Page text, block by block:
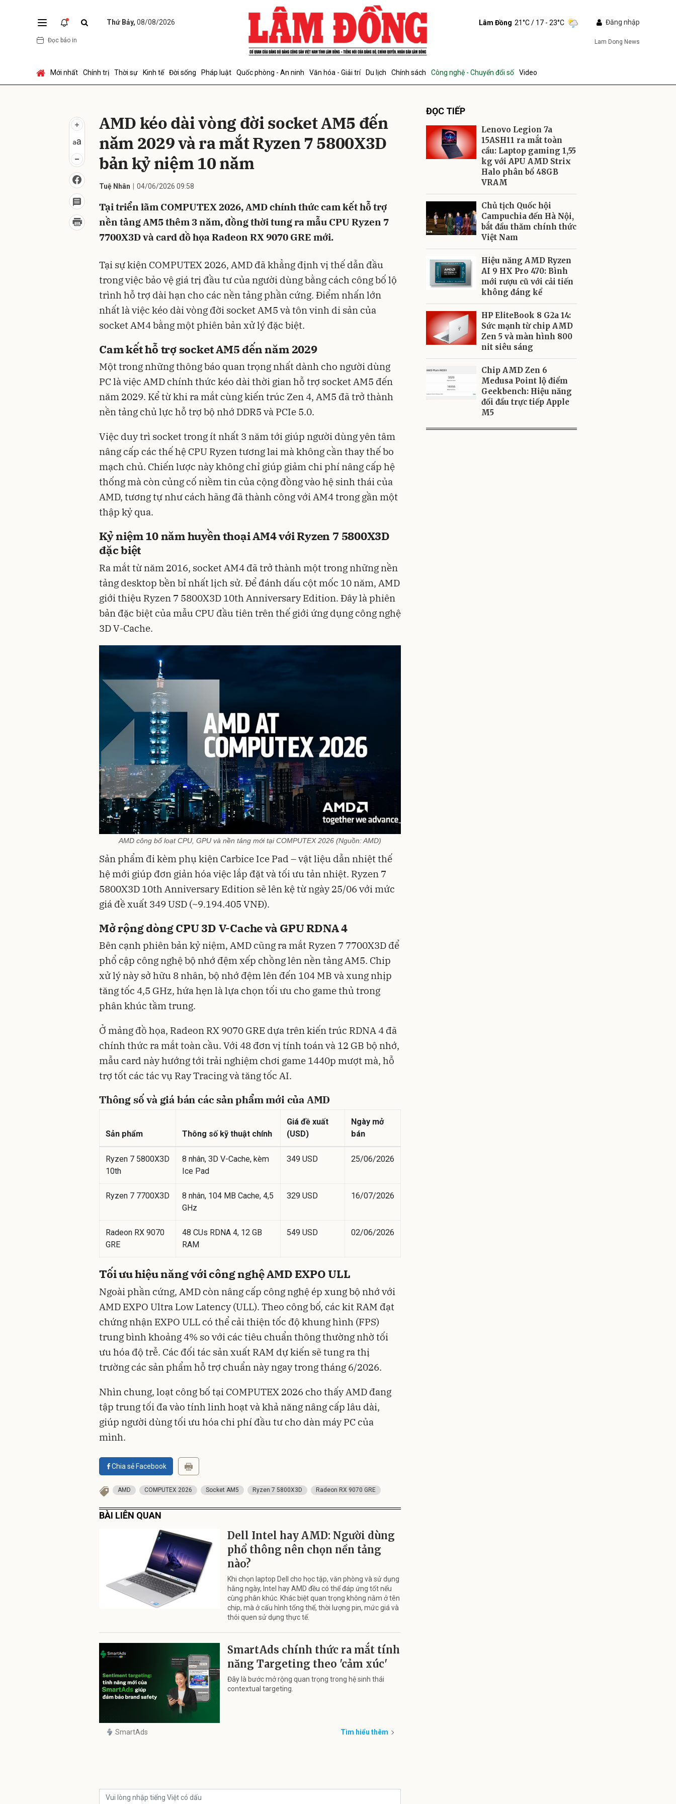
Thứ Bảy, 08/08/2026
Đọc báo in
Lâm Đồng 21°C/ 17 - 23°C Đăng nhập
Lam Dong News
Mới nhất Chính trị Thời sự Kinh tế Đời sống Pháp luật Quốc phòng - An ninh Văn hóa - Giải trí Du lịch Chính sách Công nghệ - Chuyển đổi số Video
AMD kéo dài vòng đời socket AM5 đến
năm 2029 và ra mắt Ryzen 7 5800X3D
bản kỷ niệm 10 năm
Tuệ Nhân 04/06/2026 09:58
Tại triển lãm COMPUTEX 2026, AMD chính thức cam kết hỗ trợ
nền tảng AM5 thêm 3 năm, đồng thời tung ra mẫu CPU Ryzen 7
7700X3D và card đồ họa Radeon RX 9070 GRE mới.
Tại sự kiện COMPUTEX 2026, AMD đã khẳng định vị thế dẫn đầu
trong việc bảo vệ giá trị đầu tư của người dùng bằng cách công bố lộ
trình hỗ trợ dài hạn cho các nền tảng phần cứng. Điểm nhấn lớn
nhất là việc kéo dài vòng đời socket AM5 và tôn vinh di sản của
socket AM4 bằng một phiên bản xử lý đặc biệt.
Cam kết hỗ trợ socket AM5 đến năm 2029
Một trong những thông báo quan trọng nhất dành cho người dùng
PC là việc AMD chính thức kéo dài thời gian hỗ trợ socket AM5 đến
năm 2029. Kể từ khi ra mắt cùng kiến trúc Zen 4, AM5 đã trở thành
nền tảng chủ lực hỗ trợ bộ nhớ DDR5 và PCIe 5.0.
Việc duy trì socket trong ít nhất 3 năm tới giúp người dùng yên tâm
nâng cấp các thế hệ CPU Ryzen tương lai mà không cần thay thế bo
mạch chủ. Chiến lược này không chỉ giúp giảm chi phí nâng cấp hệ
thống mà còn củng cố niềm tin của cộng đồng vào hệ sinh thái của
AMD, tương tự như cách hãng đã thành công với AM4 trong gần một
thập kỷ qua.
Kỷ niệm 10 năm huyền thoại AM4 với Ryzen 7 5800X3D
đặc biệt
Ra mắt từ năm 2016, socket AM4 đã trở thành một trong những nền
tảng desktop bền bỉ nhất lịch sử. Để đánh dấu cột mốc 10 năm, AMD
giới thiệu Ryzen 7 5800X3D 10th Anniversary Edition. Đây là phiên
bản đặc biệt của mẫu CPU đầu tiên trên thế giới ứng dụng công nghệ
3D V-Cache.
AMD công bố loạt CPU, GPU và nền tảng mới tại COMPUTEX 2026 (Nguồn: AMD)
Sản phẩm đi kèm phụ kiện Carbice Ice Pad – vật liệu dẫn nhiệt thế
hệ mới giúp đơn giản hóa việc lắp đặt và tối ưu tản nhiệt. Ryzen 7
5800X3D 10th Anniversary Edition sẽ lên kệ từ ngày 25/06 với mức
giá đề xuất 349 USD (~9.194.405 VNĐ).
Mở rộng dòng CPU 3D V-Cache và GPU RDNA 4
Bên cạnh phiên bản kỷ niệm, AMD cũng ra mắt Ryzen 7 7700X3D để
phổ cập công nghệ bộ nhớ đệm xếp chồng lên nền tảng AM5. Chip
xử lý này sở hữu 8 nhân, bộ nhớ đệm lên đến 104 MB và xung nhịp
tăng tốc 4,5 GHz, hứa hẹn là lựa chọn tối ưu cho game thủ trong
phân khúc tầm trung.
Ở mảng đồ họa, Radeon RX 9070 GRE dựa trên kiến trúc RDNA 4 đã
chính thức ra mắt toàn cầu. Với 48 đơn vị tính toán và 12 GB bộ nhớ,
mẫu card này hướng tới trải nghiệm chơi game 1440p mượt mà, hỗ
trợ tốt các tác vụ Ray Tracing và tăng tốc AI.
Thông số và giá bán các sản phẩm mới của AMD
Sản phẩm Thông số kỹ thuật chính
Giá đề xuất
(USD)
Ngày mở
bán
Ryzen 7 5800X3D
10th
8 nhân, 3D V-Cache, kèm
Ice Pad
349 USD 25/06/2026
Ryzen 7 7700X3D
8 nhân, 104 MB Cache, 4,5
GHz
329 USD 16/07/2026
Radeon RX 9070
GRE
48 CUs RDNA 4, 12 GB
RAM
549 USD 02/06/2026
Tối ưu hiệu năng với công nghệ AMD EXPO ULL
Ngoài phần cứng, AMD còn nâng cấp công nghệ ép xung bộ nhớ với
AMD EXPO Ultra Low Latency (ULL). Theo công bố, các kit RAM đạt
chứng nhận EXPO ULL có thể cải thiện tốc độ khung hình (FPS)
trung bình khoảng 4% so với các tiêu chuẩn thông thường nhờ tối
ưu hóa độ trễ. Các đối tác sản xuất RAM dự kiến sẽ tung ra thị
trường các sản phẩm hỗ trợ chuẩn này ngay trong tháng 6/2026.
Nhìn chung, loạt công bố tại COMPUTEX 2026 cho thấy AMD đang
tập trung tối đa vào tính linh hoạt và khả năng nâng cấp lâu dài,
giúp người dùng tối ưu hóa chi phí đầu tư cho dàn máy PC của
mình.
Chia sẻ Facebook
AMD COMPUTEX 2026 Socket AM5 Ryzen 7 5800X3D Radeon RX 9070 GRE
BÀI LIÊN QUAN
Dell Intel hay AMD: Người dùng
phổ thông nên chọn nền tảng
nào?
Khi chọn laptop Dell cho học tập, văn phòng và sử dụng
hằng ngày, Intel hay AMD đều có thể đáp ứng tốt nếu
cùng phân khúc. Khác biệt quan trọng không nằm ở tên
chip, mà ở cấu hình tổng thể, thời lượng pin, mức giá và
thói quen sử dụng thực tế.
SmartAds chính thức ra mắt tính
năng Targeting theo 'cảm xúc'
Đây là bước mở rộng quan trọng trong hệ sinh thái
contextual targeting.
SmartAds Tìm hiểu thêm
ĐỌC TIẾP
Lenovo Legion 7a
15ASH11 ra mắt toàn
cầu: Laptop gaming 1,55
kg với APU AMD Strix
Halo phân bổ 48GB
VRAM
Chủ tịch Quốc hội
Campuchia đến Hà Nội,
bắt đầu thăm chính thức
Việt Nam
Hiệu năng AMD Ryzen
AI 9 HX Pro 470: Bình
mới rượu cũ với cải tiến
không đáng kể
HP EliteBook 8 G2a 14:
Sức mạnh từ chip AMD
Zen 5 và màn hình 800
nit siêu sáng
Chip AMD Zen 6
Medusa Point lộ điểm
Geekbench: Hiệu năng
đối đầu trực tiếp Apple
M5
Gửi bình luận